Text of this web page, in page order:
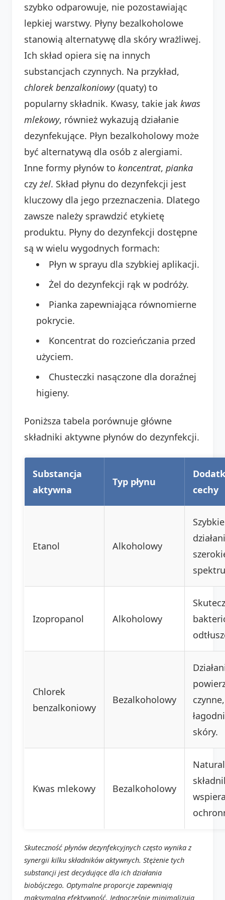
szybko odparowuje, nie pozostawiając
lepkiej warstwy. Płyny bezalkoholowe
stanowią alternatywę dla skóry wrażliwej.
Ich skład opiera się na innych
substancjach czynnych. Na przykład,
chlorek benzalkoniowy(quaty) to
popularny składnik. Kwasy, takie jak kwas
mlekowy, również wykazują działanie
dezynfekujące. Płyn bezalkoholowy może
być alternatywą dla osób z alergiami.
Inne formy płynów to koncentrat, pianka
czy żel. Skład płynu do dezynfekcji jest
kluczowy dla jego przeznaczenia. Dlatego
zawsze należy sprawdzić etykietę
produktu. Płyny do dezynfekcji dostępne
są w wielu wygodnych formach:
Płyn w sprayu dla szybkiej aplikacji.
Żel do dezynfekcji rąk w podróży.
Pianka zapewniająca równomierne
pokrycie.
Koncentrat do rozcieńczania przed
użyciem.
Chusteczki nasączone dla doraźnej
higieny.
Poniższa tabela porównuje główne
składniki aktywne płynów do dezynfekcji.
Substancja
aktywna
Typ płynu
cechy
Etanol Alkoholowy
Szybkie
Izopropanol Alkoholowy
Chlorek
benzalkoniowy
Bezalkoholowy
czynne,
skóry.
Kwas mlekowy Bezalkoholowy
Skuteczność płynów dezynfekcyjnych często wynika z
synergii kilku składników aktywnych. Stężenie tych
substancji jest decydujące dla ich działania
biobójczego. Optymalne proporcje zapewniają
maksymalną efektywność. Jednocześnie minimalizują